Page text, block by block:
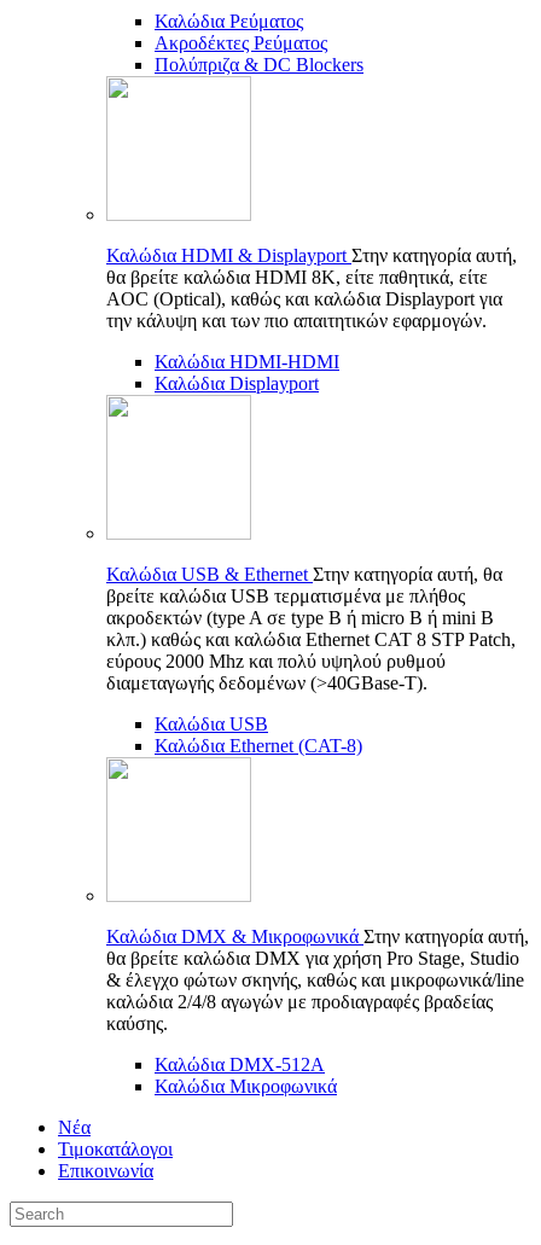
Καλώδια Ρεύματος
Ακροδέκτες Ρεύματος
Πολύπριζα & DC Blockers
Καλώδια HDMI & Displayport Στην κατηγορία αυτή,
θα βρείτε καλώδια HDMI 8K, είτε παθητικά, είτε
AOC (Optical), καθώς και καλώδια Displayport για
την κάλυψη και των πιο απαιτητικών εφαρμογών.
Καλώδια HDMI-HDMI
Καλώδια Displayport
Καλώδια USB & Ethernet Στην κατηγορία αυτή, θα
βρείτε καλώδια USB τερματισμένα με πλήθος
ακροδεκτών (type A σε type B ή micro B ή mini B
κλπ.) καθώς και καλώδια Ethernet CAT 8 STP Patch,
εύρους 2000 Mhz και πολύ υψηλού ρυθμού
διαμεταγωγής δεδομένων (>40GBase-T).
Καλώδια USB
Καλώδια Ethernet (CAT-8)
Καλώδια DMX & Μικροφωνικά Στην κατηγορία αυτή,
θα βρείτε καλώδια DMX για χρήση Pro Stage, Studio
& έλεγχο φώτων σκηνής, καθώς και μικροφωνικά/line
καλώδια 2/4/8 αγωγών με προδιαγραφές βραδείας
καύσης.
Καλώδια DMX-512A
Καλώδια Μικροφωνικά
Νέα
Τιμοκατάλογοι
Επικοινωνία